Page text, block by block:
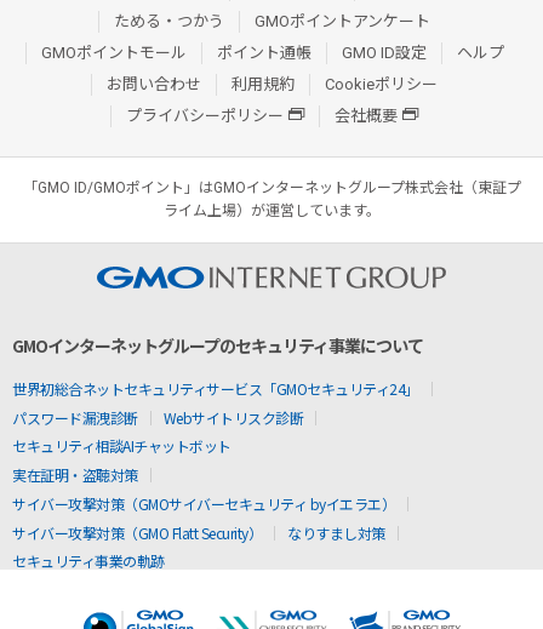
ためる・つかう
GMOポイントアンケート
GMOポイントモール
ポイント通帳 GMO ID設定
ヘルプ
お問い合わせ
利用規約
Cookieポリシー
プライバシーポリシー
会社概要
「GMO ID/GMOポイント」はGMOインターネットグループ株式会社（東証プ
ライム上場）が運営しています。
GMOインターネットグループのセキュリティ事業について
世界初総合ネットセキュリティサービス「GMOセキュリティ24」
パスワード漏洩診断
Webサイトリスク診断
セキュリティ相談AIチャットボット
実在証明・盗聴対策
サイバー攻撃対策（GMOサイバーセキュリティ byイエラエ）
サイバー攻撃対策（GMO Flatt Security）
なりすまし対策
セキュリティ事業の軌跡